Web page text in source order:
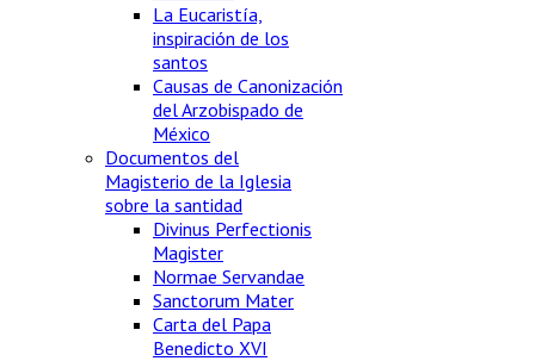
La Eucaristía,
inspiración de los
santos
Causas de Canonización
del Arzobispado de
México
Documentos del
Magisterio de la Iglesia
sobre la santidad
Divinus Perfectionis
Magister
Normae Servandae
Sanctorum Mater
Carta del Papa
Benedicto XVI